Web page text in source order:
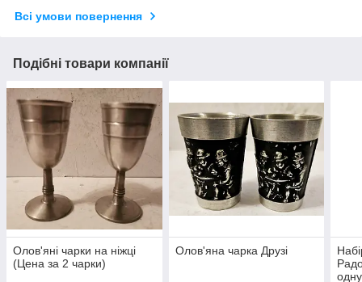
Всі умови повернення
Подібні товари компанії
Олов'яні чарки на ніжці
(Цена за 2 чарки)
Олов'яна чарка Друзі